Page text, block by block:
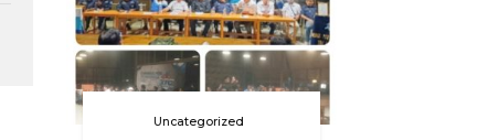
Uncategorized